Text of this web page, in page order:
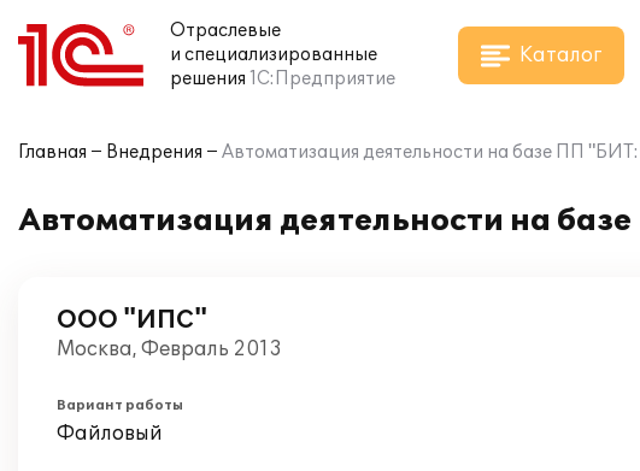
Отраслевые
и специализированные
решения 1С:Предприятие
Каталог
Главная Внедрения Автоматизация деятельности на базе ПП
Автоматизация деятельности на
ООО "ИПС"
Москва, Февраль 2013
Вариант работы
Файловый